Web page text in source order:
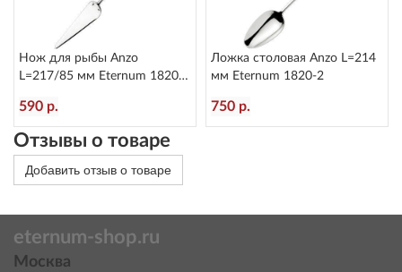
Нож для рыбы Anzo
L=217/85 мм Eternum 1820-
590 р.
Ложка столовая Anzo L=214
мм Eternum 1820-2
750 р.
Отзывы о товаре
Добавить отзыв о товаре
eternum-shop.ru
Москва